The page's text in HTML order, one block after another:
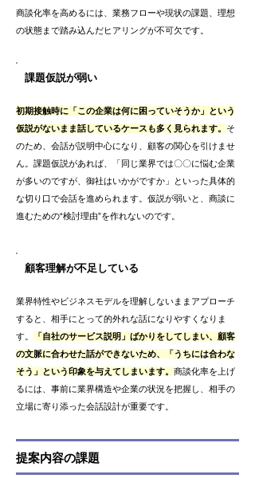
商談化率を高めるには、業務フローや現状の課題、理想
の状態まで踏み込んだヒアリングが不可欠です。
課題仮説が弱い
初期接触時に「この企業は何に困っていそうか」という
仮説がないまま話しているケースも多く見られます。 そ
のため、会話が説明中心になり、顧客の関心を引けませ
ん。課題仮説があれば、「同じ業界では〇〇に悩む企業
が多いのですが、御社はいかがですか」といった具体的
な切り口で会話を進められます。仮説が弱いと、商談に
進むための“検討理由”を作れないのです。
顧客理解が不足している
業界特性やビジネスモデルを理解しないままアプローチ
すると、相手にとって的外れな話になりやすくなりま
す。
「自社のサービス説明」ばかりをしてしまい、顧客
の文脈に合わせた話ができないため、「うちには合わな
そう」という印象を与えてしまいます。 商談化率を上げ
るには、事前に業界構造や企業の状況を把握し、相手の
立場に寄り添った会話設計が重要です。
提案内容の課題